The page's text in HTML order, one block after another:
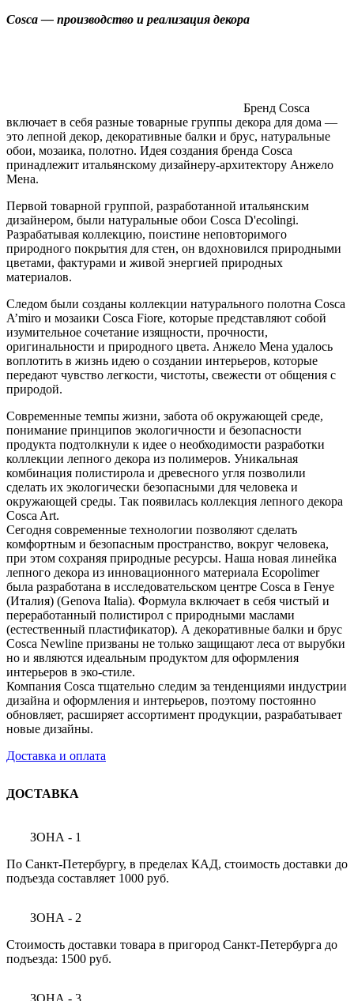
Cosca — производство и реализация декора
Бренд Cosca
включает в себя разные товарные группы декора для дома —
это лепной декор, декоративные балки и брус, натуральные
обои, мозаика, полотно. Идея создания бренда Cosca
принадлежит итальянскому дизайнеру-архитектору Анжело
Мена.
Первой товарной группой, разработанной итальянским
дизайнером, были натуральные обои Cosca D'ecolingi.
Разрабатывая коллекцию, поистине неповторимого
природного покрытия для стен, он вдохновился природными
цветами, фактурами и живой энергией природных
материалов.
Следом были созданы коллекции натурального полотна Cosca
A’miro и мозаики Cosca Fiore, которые представляют собой
изумительное сочетание изящности, прочности,
оригинальности и природного цвета. Анжело Мена удалось
воплотить в жизнь идею о создании интерьеров, которые
передают чувство легкости, чистоты, свежести от общения с
природой.
Современные темпы жизни, забота об окружающей среде,
понимание принципов экологичности и безопасности
продукта подтолкнули к идее о необходимости разработки
коллекции лепного декора из полимеров. Уникальная
комбинация полистирола и древесного угля позволили
сделать их экологически безопасными для человека и
окружающей среды. Так появилась коллекция лепного декора
Cosca Art.
Сегодня современные технологии позволяют сделать
комфортным и безопасным пространство, вокруг человека,
при этом сохраняя природные ресурсы. Наша новая линейка
лепного декора из инновационного материала Ecopolimer
была разработана в исследовательском центре Cosca в Генуе
(Италия) (Genova Italia). Формула включает в себя чистый и
переработанный полистирол с природными маслами
(естественный пластификатор). А декоративные балки и брус
Cosca Newline призваны не только защищают леса от вырубки
но и являются идеальным продуктом для оформления
интерьеров в эко-стиле.
Компания Cosca тщательно следим за тенденциями индустрии
дизайна и оформления и интерьеров, поэтому постоянно
обновляет, расширяет ассортимент продукции, разрабатывает
новые дизайны.
Доставка и оплата
ДОСТАВКА
ЗОНА - 1
По Санкт-Петербургу, в пределах КАД, стоимость доставки до
подъезда составляет 1000 руб.
ЗОНА - 2
Стоимость доставки товара в пригород Санкт-Петербурга до
подъезда: 1500 руб.
ЗОНА - 3